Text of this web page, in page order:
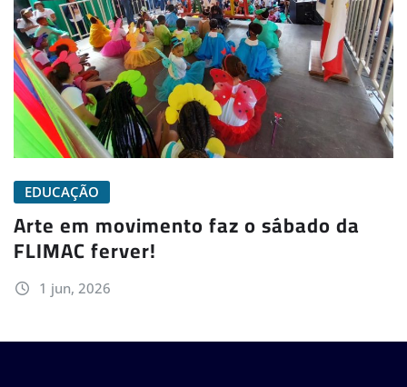
EDUCAÇÃO
Arte em movimento faz o sábado da
FLIMAC ferver!
1 jun, 2026